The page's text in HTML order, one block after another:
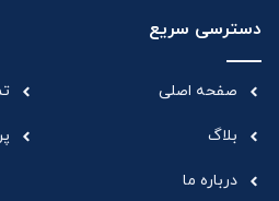
دسترسی سریع
صفحه اصلی
بلاگ
درباره ما